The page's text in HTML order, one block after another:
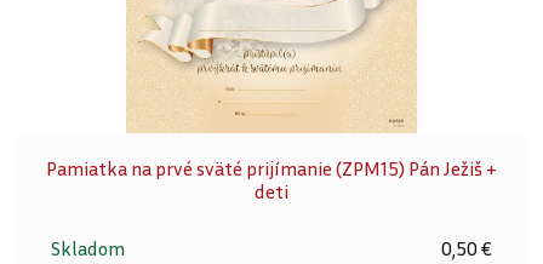
Pamiatka na prvé sväté prijímanie (ZPM15) Pán Ježiš +
deti
Skladom 0,50 €